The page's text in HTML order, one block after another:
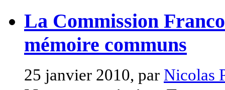
La Commission
mémoire communs
25 janvier 2010, par Nicolas